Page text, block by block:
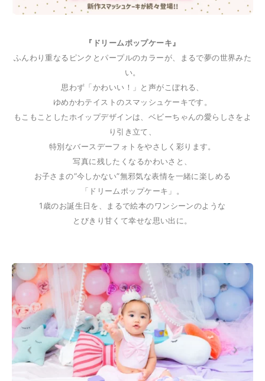
『ドリームポップケーキ』
ふんわり重なるピンクとパープルのカラーが、まるで夢の世界みた
い。
思わず「かわいい！」と声がこぼれる、
ゆめかわテイストのスマッシュケーキです。
もこもことしたホイップデザインは、ベビーちゃんの愛らしさをよ
り引き立て、
特別なバースデーフォトをやさしく彩ります。
写真に残したくなるかわいさと、
お子さまの“今しかない”無邪気な表情を一緒に楽しめる
「ドリームポップケーキ」。
1歳のお誕生日を、まるで絵本のワンシーンのような
とびきり甘くて幸せな思い出に。